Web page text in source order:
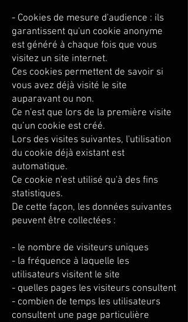
- Cookies de mesure d'audience : ils
garantissent qu'un cookie anonyme
est généré à chaque fois que vous
visitez un site internet.
Ces cookies permettent de savoir si
vous avez déjà visité le site
auparavant ou non.
Ce n'est que lors de la première visite
qu’un cookie est créé.
Lors des visites suivantes, l'utilisation
du cookie déjà existant est
automatique.
Ce cookie n'est utilisé qu'à des fins
statistiques.
De cette façon, les données suivantes
peuvent être collectées :
- le nombre de visiteurs uniques
- la fréquence à laquelle les
utilisateurs visitent le site
- quelles pages les visiteurs consultent
- combien de temps les utilisateurs
consultent une page particulière